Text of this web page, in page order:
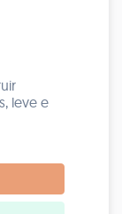
leve e